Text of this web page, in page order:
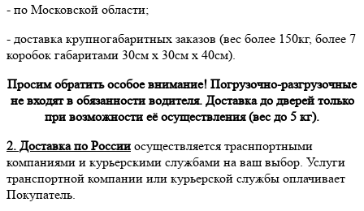
- по Московской области;
- доставка крупногабаритных заказов (вес более 150кг, более 7
коробок габаритами 30см х 30см х 40см).
Просим обратить особое внимание! Погрузочно-разгрузочные
не входят в обязанности водителя. Доставка до дверей только
при возможности её осуществления (вес до 5 кг).
2. Доставка по России осуществляется траснпортными
компаниями и курьерскими службами на ваш выбор. Услуги
транспортной компании или курьерской службы оплачивает
Покупатель.